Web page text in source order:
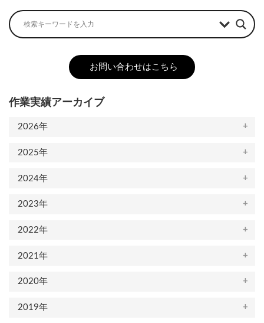
お問い合わせはこちら
作業実績アーカイブ
2026年
2025年
2024年
2023年
2022年
2021年
2020年
2019年